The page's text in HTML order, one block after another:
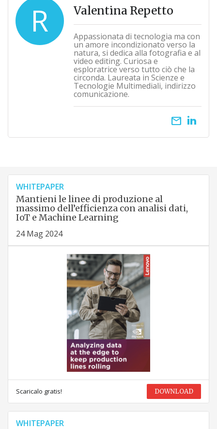
R Valentina Repetto
Appassionata di tecnologia ma con
un amore incondizionato verso la
natura, si dedica alla fotografia e al
video editing. Curiosa e
esploratrice verso tutto ciò che la
circonda. Laureata in Scienze e
Tecnologie Multimediali, indirizzo
comunicazione.
email
WHITEPAPER
Mantieni le linee di produzione al
massimo dell’efficienza con analisi dati,
IoT e Machine Learning
24 Mag 2024
Scaricalo gratis! DOWNLOAD
WHITEPAPER